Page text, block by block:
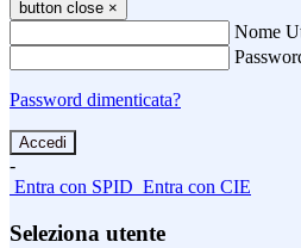
button close ×
Nome
Password dimenticata?
-
Entra con SPID Entra con CIE
Seleziona utente